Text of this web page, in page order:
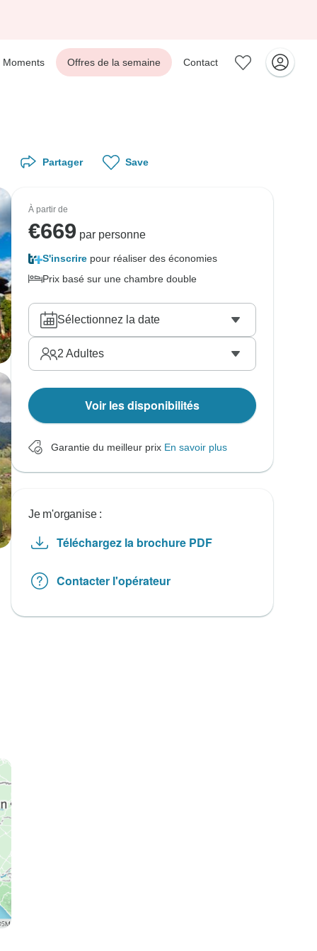
Moments Offres de la semaine Contact
Partager Save
À partir de
€669 par personne
S'inscrire pour réaliser des économies
Prix basé sur une chambre double
Sélectionnez la date
2 Adultes
Voir les disponibilités
Garantie du meilleur prix En savoir plus
Je m'organise :
Téléchargez la brochure PDF
Contacter l'opérateur